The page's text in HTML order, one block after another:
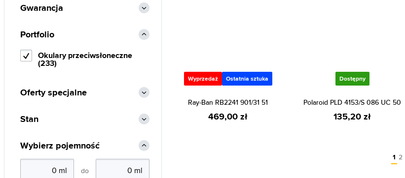
Wyprzedaż Ostatnia sztuka
Ray-Ban RB2241 901/31 51
469,00 zł
Dostępny
Polaroid PLD 4153/S 086 UC 50
135,20 zł
1 2
Gwarancja
Portfolio
Okulary przeciwsłoneczne
(233)
Oferty specjalne
Stan
Wybierz pojemność
do